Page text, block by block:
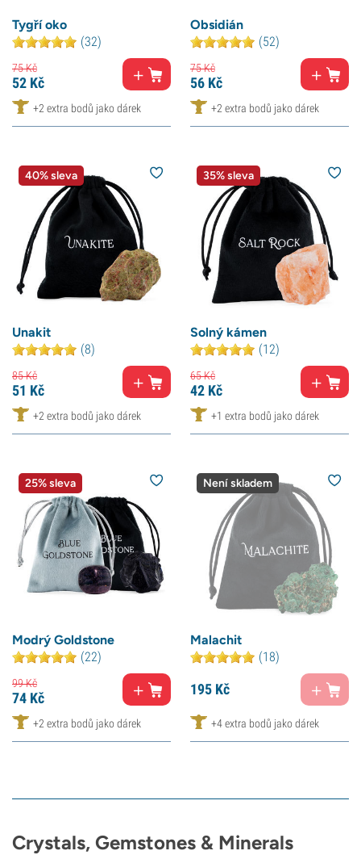
Tygří oko
(32)
75Kč
52 Kč
+2 extra bodů jako dárek
Obsidián
(52)
75Kč
56 Kč
+2 extra bodů jako dárek
40% sleva
Unakit
(8)
85Kč
51 Kč
+2 extra bodů jako dárek
35% sleva
Solný kámen
(12)
65Kč
42 Kč
+1 extra bodů jako dárek
25% sleva
Modrý Goldstone
(22)
99Kč
74 Kč
+2 extra bodů jako dárek
Není skladem
Malachit
(18)
195 Kč
+4 extra bodů jako dárek
Crystals, Gemstones & Minerals